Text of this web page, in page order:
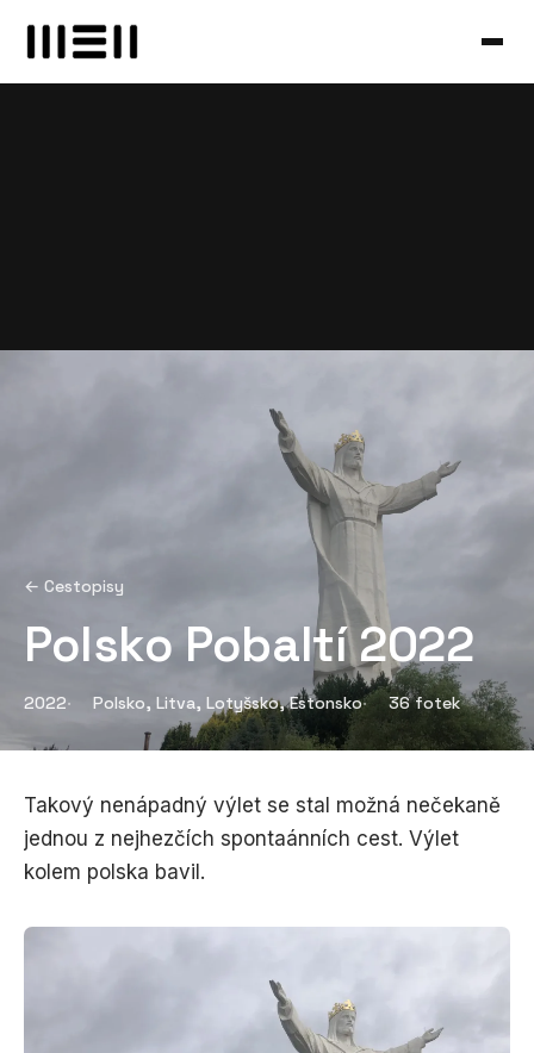
← Cestopisy
Polsko Pobaltí 2022
2022 Polsko, Litva, Lotyšsko, Estonsko 36 fotek
Takový nenápadný výlet se stal možná nečekaně
jednou z nejhezčích spontaánních cest. Výlet
kolem polska bavil.